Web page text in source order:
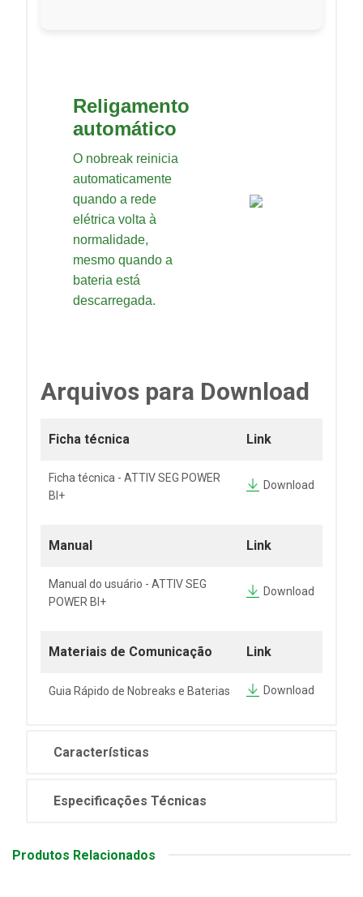
Religamento
automático
O nobreak reinicia
automaticamente
quando a rede
elétrica volta à
normalidade,
mesmo quando a
bateria está
descarregada.
Arquivos para Download
Ficha técnica Link
Ficha técnica - ATTIV SEG POWER
BI+
Download
Manual Link
Manual do usuário - ATTIV SEG
POWER BI+
Download
Materiais de Comunicação Link
Guia Rápido de Nobreaks e Baterias Download
Características
Especificações Técnicas
Produtos Relacionados